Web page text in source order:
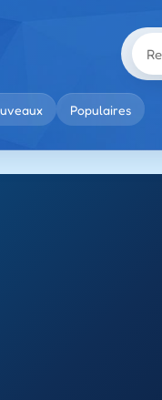
Populaires